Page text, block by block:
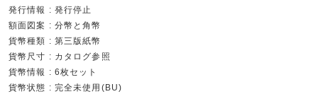
発行情報 : 発行停止
額面図案 : 分幣と角幣
貨幣種類 : 第三版紙幣
貨幣尺寸 : カタログ参照
貨幣情報 : 6枚セット
貨幣状態 : 完全未使用(BU)